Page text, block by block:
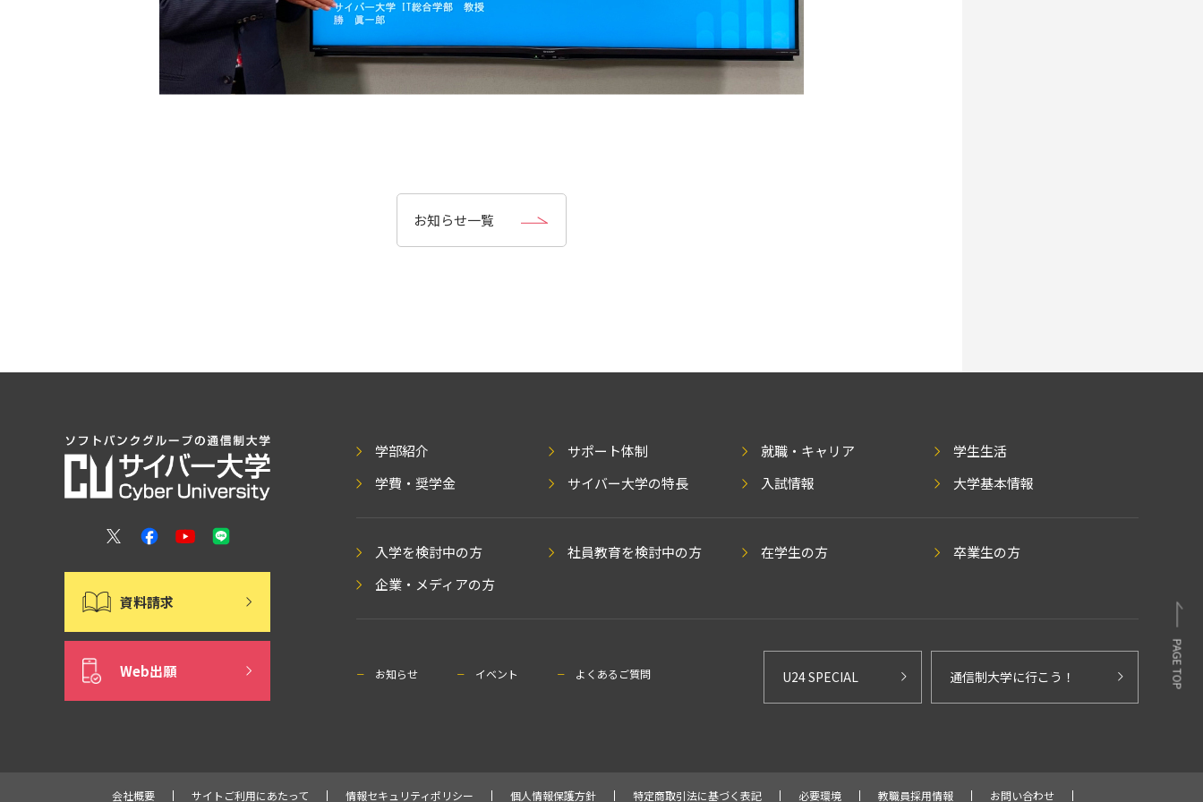
お知らせ一覧
資料請求
Web出願
学部紹介 サポート体制 就職・キャリア
学生生活
学費・奨学金
サイバー大学の特長 入試情報 大学基本情報
入学を検討中の方 社員教育を検討中の方 在学生の方
卒業生の方
企業・メディアの方
お知らせ イベント よくあるご質問 U24 SPECIAL 通信制大学に行こう！
会社概要 サイトご利用にあたって 情報セキュリティポリシー 個人情報保護方針 特定商取引法に基づく表記 必要環境 教職員採用情報 お問い合わせ
PAGE TOP